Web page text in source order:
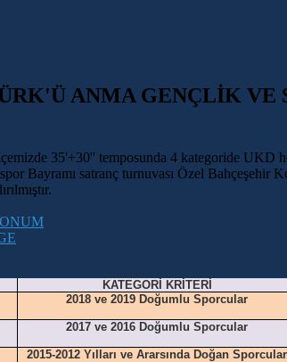
ANMA GENÇLİK VE
35'+30'' temposunda 4 kategoride UKD
Bayramı satranç turnuvası Özel Bahçeşehir
KATEGORİ KRİTERİ
2018 ve 2019 Doğumlu Sporcular
2017 ve 2016 Doğumlu Sporcular
2015-2012 Yılları ve Ararsında Doğan Sporcular